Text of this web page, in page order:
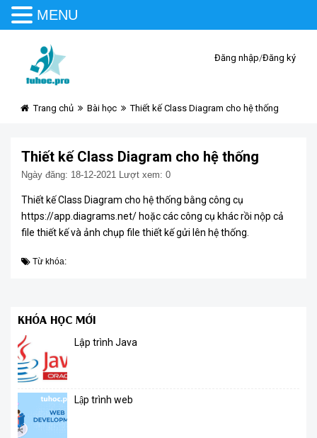
Đăng nhập/Đăng ký
Trang chủ Bài học Thiết kế Class Diagram cho hệ thống
Thiết kế Class Diagram cho hệ thống
Ngày đăng: 18-12-2021 Lượt xem: 0
Thiết kế Class Diagram cho hệ thống bằng công cụ
https://app.diagrams.net/ hoặc các công cụ khác rồi nộp cả
file thiết kế và ảnh chụp file thiết kế gửi lên hệ thống.
Từ khóa:
KHÓA HỌC MỚI
Lập trình Java
Lập trình web
MENU